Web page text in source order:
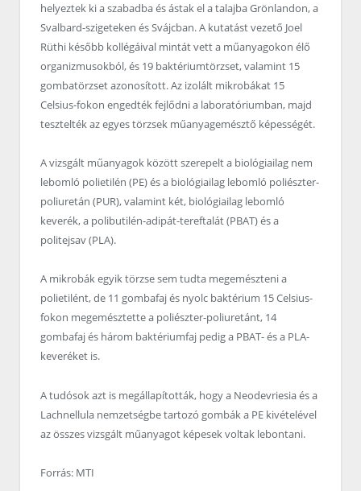
helyeztek ki a szabadba és ástak el a talajba Grönlandon, a
Svalbard-szigeteken és Svájcban. A kutatást vezető Joel
Rüthi később kollégáival mintát vett a műanyagokon élő
organizmusokból, és 19 baktériumtörzset, valamint 15
gombatörzset azonosított. Az izolált mikrobákat 15
Celsius-fokon engedték fejlődni a laboratóriumban, majd
tesztelték az egyes törzsek műanyagemésztő képességét.
A vizsgált műanyagok között szerepelt a biológiailag nem
lebomló polietilén (PE) és a biológiailag lebomló poliészter-
poliuretán (PUR), valamint két, biológiailag lebomló
keverék, a polibutilén-adipát-tereftalát (PBAT) és a
politejsav (PLA).
A mikrobák egyik törzse sem tudta megemészteni a
polietilént, de 11 gombafaj és nyolc baktérium 15 Celsius-
fokon megemésztette a poliészter-poliuretánt, 14
gombafaj és három baktériumfaj pedig a PBAT- és a PLA-
keveréket is.
A tudósok azt is megállapították, hogy a Neodevriesia és a
Lachnellula nemzetségbe tartozó gombák a PE kivételével
az összes vizsgált műanyagot képesek voltak lebontani.
Forrás: MTI